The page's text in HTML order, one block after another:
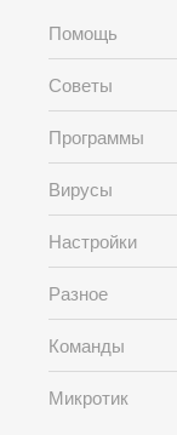
Помощь
Советы
Программы
Вирусы
Настройки
Разное
Команды
Микротик